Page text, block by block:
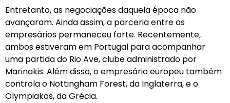
Entretanto, as negociações daquela época não
avançaram. Ainda assim, a parceria entre os
empresários permaneceu forte. Recentemente,
ambos estiveram em Portugal para acompanhar
uma partida do Rio Ave, clube administrado por
Marinakis. Além disso, o empresário europeu também
controla o Nottingham Forest, da Inglaterra, e o
Olympiakos, da Grécia.